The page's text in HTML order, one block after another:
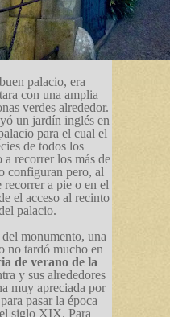
palacio, era
con una amplia
verdes alrededor.
un jardín inglés en
para el cual el
de todos los
recorrer los más de
configuran pero, al
recorrer a pie o en el
el acceso al recinto
palacio.
monumento, una
no tardó mucho en
de verano de la
y sus alrededores
muy apreciada por
pasar la época
siglo XIX. Para